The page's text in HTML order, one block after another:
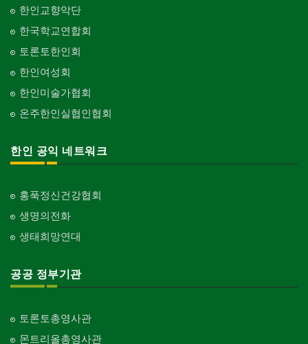
한인교향악단
한국학교연합회
토론토한인회
한인여성회
한인미술가협회
온주한인실협인협회
한인 공익 네트워크
홍푹정신건강협회
생명의전화
생태희망연대
공공 정부기관
토론토총영사관
몬트리올총영사관